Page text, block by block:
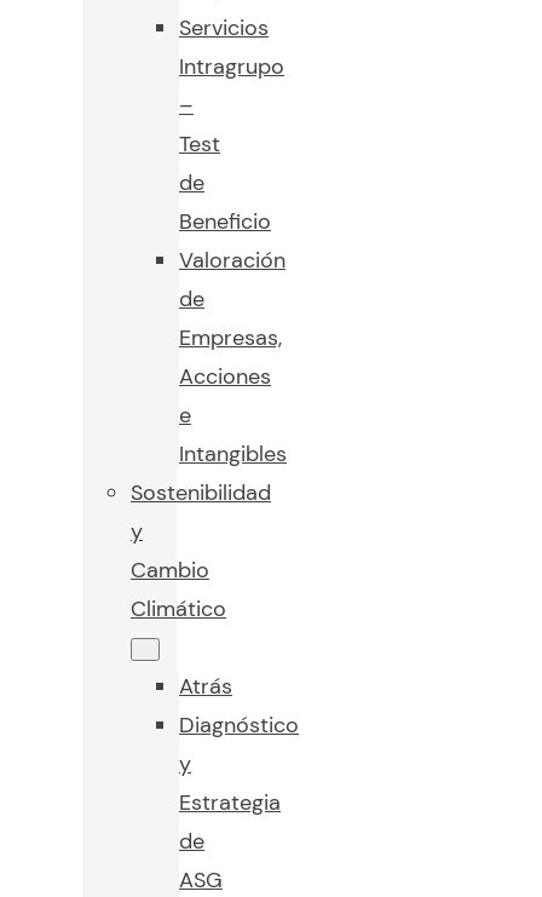
Servicios
Intragrupo
–
Test
de
Beneficio
Valoración
de
Empresas,
Acciones
e
Intangibles
Sostenibilidad
y
Cambio
Climático
Atrás
Diagnóstico
y
Estrategia
de
ASG